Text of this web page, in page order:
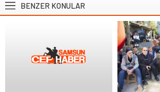
BENZER KONULAR